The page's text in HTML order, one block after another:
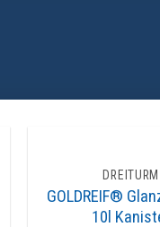
DREITURM
GOLDREIF®
10l